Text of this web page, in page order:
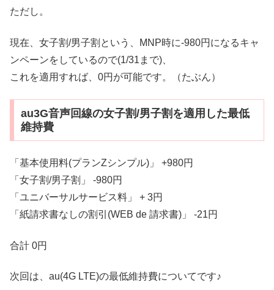
ただし。
現在、女子割/男子割という、MNP時に-980円になるキャ
ンペーンをしているので(1/31まで)、
これを適用すれば、0円が可能です。（たぶん）
au3G音声回線の女子割/男子割を適用した最低
維持費
「基本使用料(プランZシンプル)」 +980円
「女子割/男子割」 -980円
「ユニバーサルサービス料」 + 3円
「紙請求書なしの割引(WEB de 請求書)」 -21円
合計 0円
次回は、au(4G LTE)の最低維持費についてです♪